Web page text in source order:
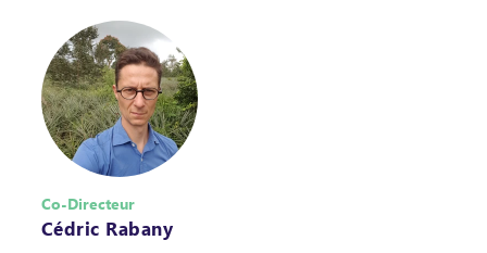
Co-Directeur
Cédric Rabany